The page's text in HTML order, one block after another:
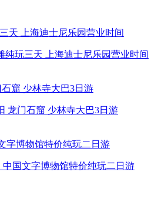
玩三天 上海迪士尼乐园营业时间
龙门石窟 少林寺大巴3日游
国文字博物馆特价纯玩二日游